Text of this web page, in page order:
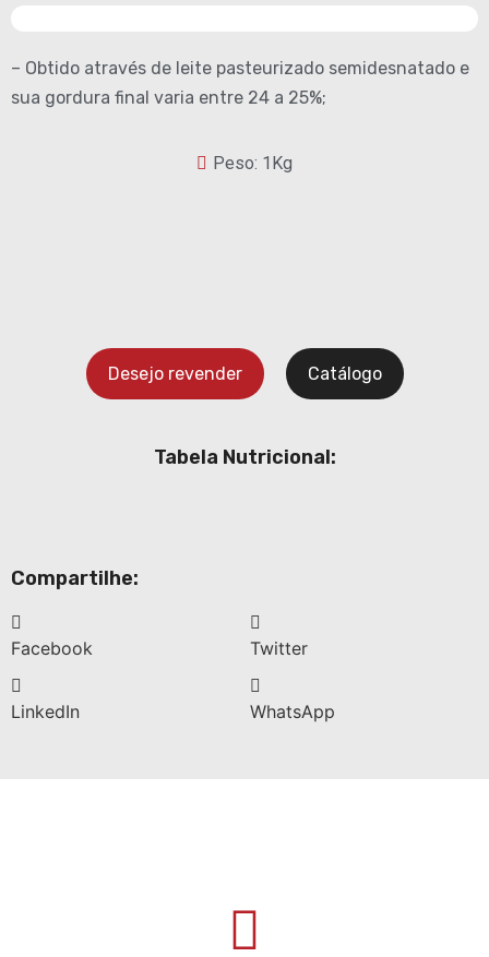
– Obtido através de leite pasteurizado semidesnatado e
sua gordura final varia entre 24 a 25%;
Peso: 1Kg
Desejo revender Catálogo
Tabela Nutricional:
Compartilhe:
Facebook Twitter
LinkedIn WhatsApp